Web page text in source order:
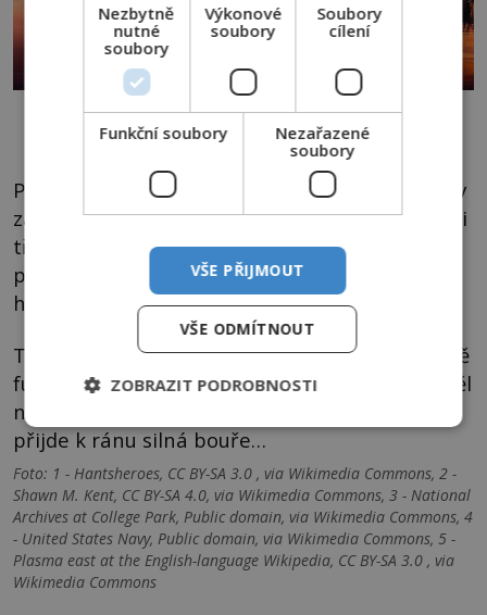
Shawn M. Kent, CC BY-SA 4.0, via Wikimedia Commons
Právě tento den v roce 1813 se Young Teazer v
zátoce Mahone Bay potápí. Při výbuchu umírá i
třicet mužů jeho posádky. Co mohou lidé na
pobřeží očekávat, když se objeví přízračná
hořící loď duchů?
Tento fenomén, nazývaný Teazer Light, údajně
funguje spolehlivěji než předpověď počasí. Viděl
někdo v noci hořící Young Teazer? Pak jistě
přijde k ránu silná bouře…
Foto: 1 - Hantsheroes, CC BY-SA 3.0 , via Wikimedia Commons, 2 -
Shawn M. Kent, CC BY-SA 4.0, via Wikimedia Commons, 3 - National
Archives at College Park, Public domain, via Wikimedia Commons, 4
- United States Navy, Public domain, via Wikimedia Commons, 5 -
Plasma east at the English-language Wikipedia, CC BY-SA 3.0 , via
Wikimedia Commons
Nezbytně
nutné
soubory
Výkonové
soubory
Soubory
cílení
Funkční soubory
Nezařazené
soubory
VŠE PŘIJMOUT
VŠE ODMÍTNOUT
ZOBRAZIT PODROBNOSTI